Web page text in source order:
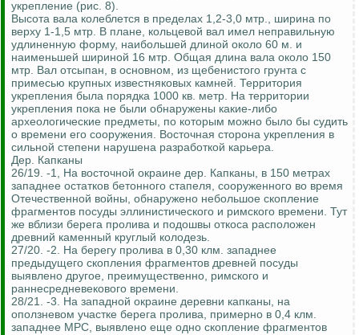
укрепление (рис. 8).
Высота вала колеблется в пределах 1,2-3,0 мтр., ширина по
верху 1-1,5 мтр. В плане, кольцевой вал имел неправильную
удлиненную форму, наибольшей длиной около 60 м. и
наименьшей шириной 16 мтр. Общая длина вала около 150
мтр. Вал отсыпан, в основном, из щебенистого грунта с
примесью крупных известняковых камней. Территория
укрепления была порядка 1000 кв. метр. На территории
укрепления пока не были обнаружены какие-либо
археологические предметы, по которым можно было бы судить
о времени его сооружения. Восточная сторона укрепления в
сильной степени нарушена разработкой карьера.
Дер. Капканы
26/19. -1, На восточной окраине дер. Капканы, в 150 метрах
западнее остатков бетонного стапеля, сооруженного во время
Отечественной войны, обнаружено небольшое скопление
фрагментов посуды эллинистического и римского времени. Тут
же вблизи берега пролива и подошвы откоса расположен
древний каменный круглый колодезь.
27/20. -2. На берегу пролива в 0,30 клм. западнее
предыдущего скопления фрагментов древней посуды
выявлено другое, преимущественно, римского и
раннесредневекового времени.
28/21. -3. На западной окраине деревни капканы, на
оползневом участке берега пролива, примерно в 0,4 клм.
западнее МРС, выявлено еще одно скопление фрагментов